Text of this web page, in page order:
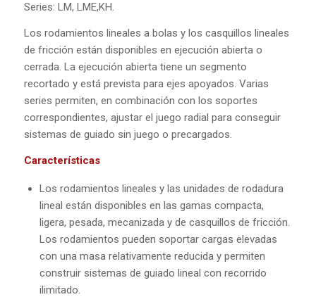
Series: LM, LME,KH.
Los rodamientos lineales a bolas y los casquillos lineales
de fricción están disponibles en ejecución abierta o
cerrada. La ejecución abierta tiene un segmento
recortado y está prevista para ejes apoyados. Varias
series permiten, en combinación con los soportes
correspondientes, ajustar el juego radial para conseguir
sistemas de guiado sin juego o precargados.
Características
Los rodamientos lineales y las unidades de rodadura
lineal están disponibles en las gamas compacta,
ligera, pesada, mecanizada y de casquillos de fricción.
Los rodamientos pueden soportar cargas elevadas
con una masa relativamente reducida y permiten
construir sistemas de guiado lineal con recorrido
ilimitado.